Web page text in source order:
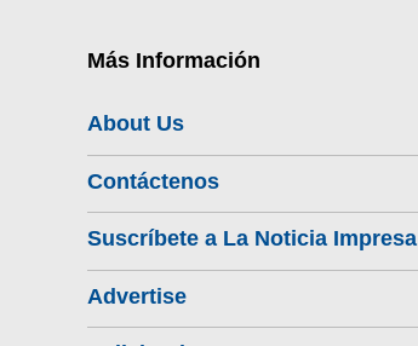
Más Información
About Us
Contáctenos
Suscríbete a La Noticia Impresa
Advertise